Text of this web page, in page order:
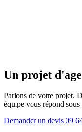
Un projet
Parlons de votre projet.
équipe vous répond sous
Demander un devis 09